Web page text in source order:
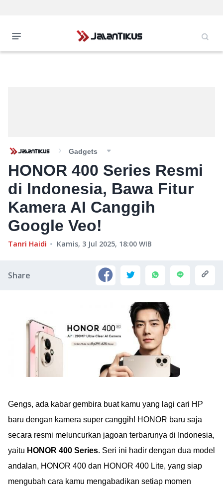
Gadgets
HONOR 400 Series Resmi
di Indonesia, Bawa Fitur
Kamera AI Canggih
Google Veo!
Tanri Haidi Kamis, 3 Jul 2025, 18:00 WIB
Share
Gengs, ada kabar gembira buat kamu yang lagi cari HP
baru dengan kamera super canggih! HONOR baru saja
secara resmi meluncurkan jagoan terbarunya di Indonesia,
yaitu HONOR 400 Series. Seri ini hadir dengan dua model
andalan, HONOR 400 dan HONOR 400 Lite, yang siap
mengubah cara kamu mengabadikan setiap momen